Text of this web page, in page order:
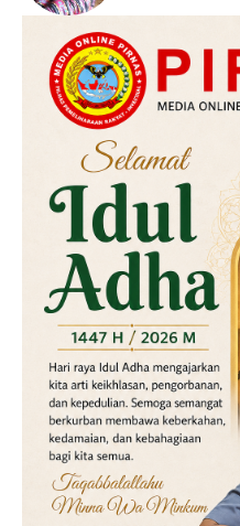
Daerah
Hukum
Kriminal
Labusel